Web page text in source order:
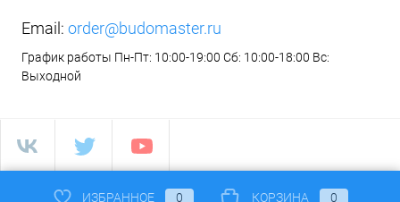
Email: order@budomaster.ru
График работы Пн-Пт: 10:00-19:00 Сб: 10:00-18:00 Вс:
Выходной
ИЗБРАННОЕ 0 КОРЗИНА 0